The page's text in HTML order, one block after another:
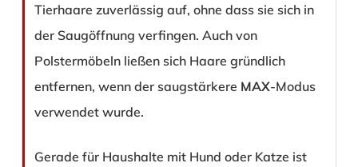
Tierhaare zuverlässig auf, ohne dass sie sich in
der Saugöffnung verfingen. Auch von
Polstermöbeln ließen sich Haare gründlich
entfernen, wenn der saugstärkere MAX-Modus
verwendet wurde.
Gerade für Haushalte mit Hund oder Katze ist